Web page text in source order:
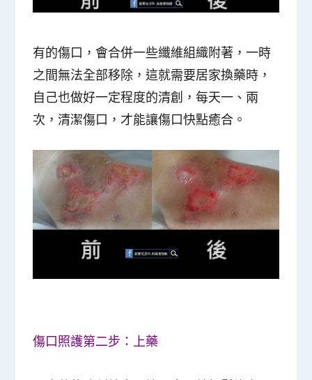
有的傷口，會合併一些纖維組織附著，一時
之間無法全部移除，這就需要居家換藥時，
自己也做好一定程度的清創，每天一、兩
次，清潔傷口，才能讓傷口快點癒合。
傷口照護第二步：上藥